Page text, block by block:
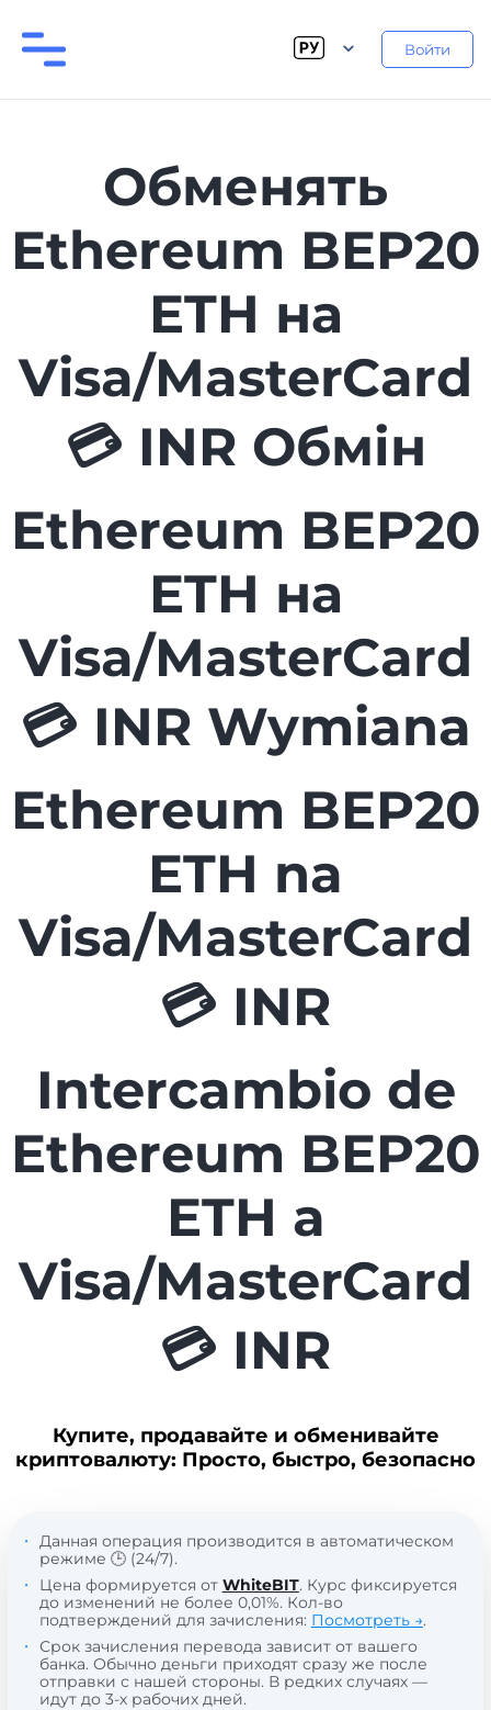
Войти
Обменять
Ethereum BEP20
ETH на
Visa/MasterCard
💳 INR Обмін
Ethereum BEP20
ETH на
Visa/MasterCard
💳 INR Wymiana
Ethereum BEP20
ETH na
Visa/MasterCard
💳 INR
Intercambio de
Ethereum BEP20
ETH a
Visa/MasterCard
💳 INR
Купите, продавайте и обменивайте
криптовалюту: Просто, быстро, безопасно
Данная операция производится в автоматическом
режиме 🕒 (24/7).
Цена формируется от WhiteBIT. Курс фиксируется
до изменений не более 0,01%. Кол-во
подтверждений для зачисления: Посмотреть →.
Срок зачисления перевода зависит от вашего
банка. Обычно деньги приходят сразу же после
отправки с нашей стороны. В редких случаях —
идут до 3-х рабочих дней.